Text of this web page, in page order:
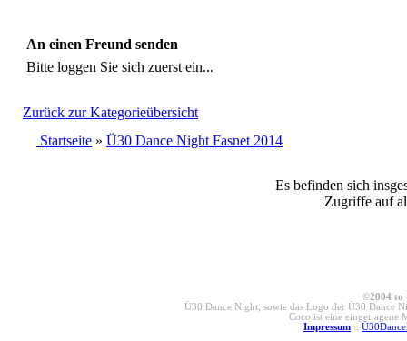
An einen Freund senden
Bitte loggen Sie sich zuerst ein...
Zurück zur Kategorieübersicht
Startseite » Ü30 Dance Night Fasnet 2014
Es befinden sich
Zugriffe auf
©2004 to
Ü30 Dance Night, sowie das Logo der Ü30 Dance
Coco ist eine eingetragene
Impressum ::